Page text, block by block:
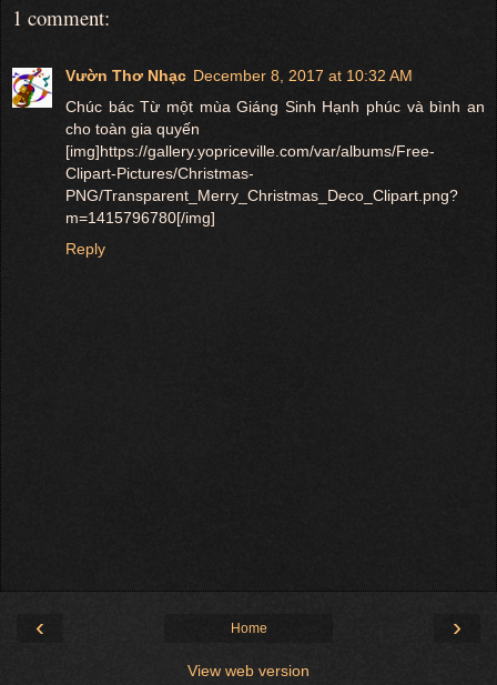
1 comment:
Vườn Thơ Nhạc December 8, 2017 at 10:32 AM
Chúc bác Từ một mùa Giáng Sinh Hạnh phúc và bình an
cho toàn gia quyến
[img]https://gallery.yopriceville.com/var/albums/Free-
Clipart-Pictures/Christmas-
PNG/Transparent_Merry_Christmas_Deco_Clipart.png?
m=1415796780[/img]
Reply
‹ ›
Home
View web version